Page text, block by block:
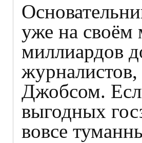
уже на своём
миллиардов
журналистов,
Джобсом.
выгодных
вовсе